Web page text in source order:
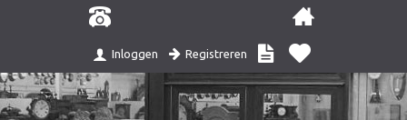
Inloggen Registreren